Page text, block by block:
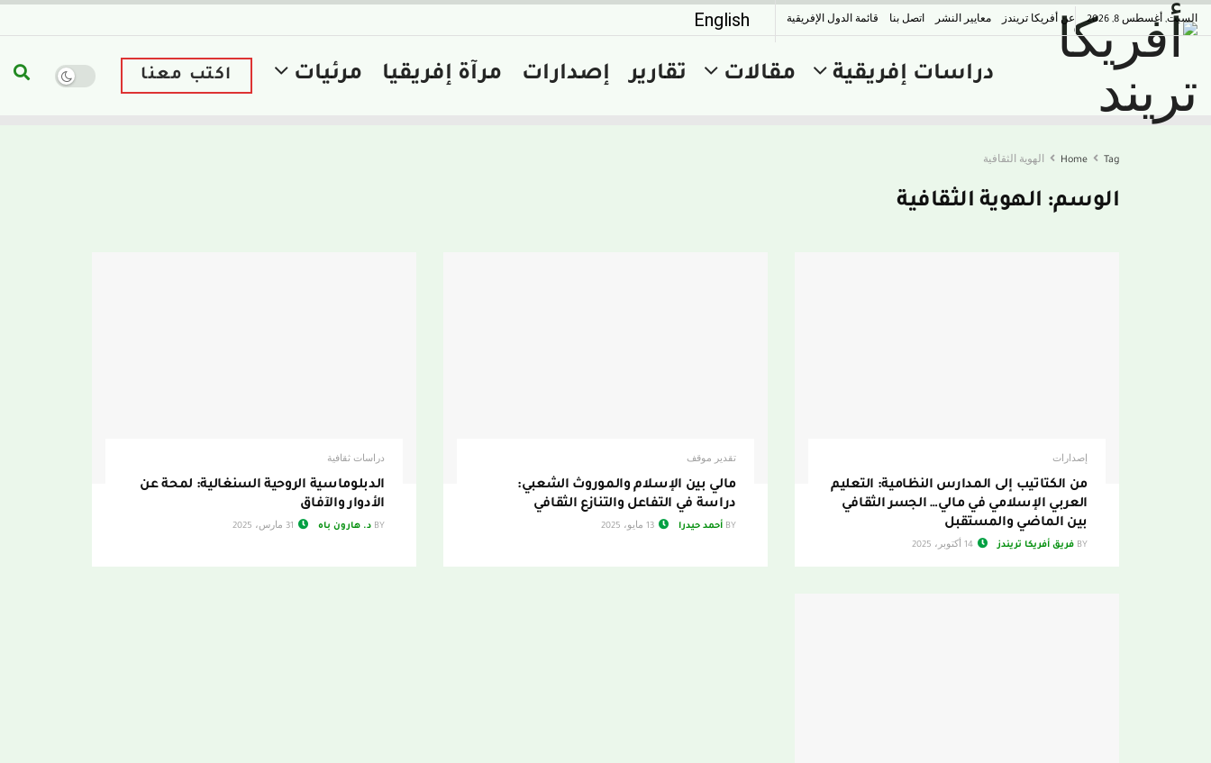
السبت, أغسطس 8, 2026 عن أفريكا تريندز معايير النشر اتصل بنا قائمة الدول الإفريقية English
دراسات إفريقية مقالات تقارير إصدارات مرآة إفريقيا مرئيات اكتب معنا
Home Tag الهوية الثقافية
الوسم: الهوية الثقافية
إصدارات
من الكتاتيب إلى المدارس النظامية: التعليم
العربي الإسلامي في مالي… الجسر الثقافي
بين الماضي والمستقبل
BY فريق أفريكا تريندز
تقدير موقف
مالي بين الإسلام والموروث الشعبي:
دراسة في التفاعل والتنازع الثقافي
BY أحمد حيدرا
دراسات ثقافية
الدبلوماسية الروحية السنغالية: لمحة عن
الأدوار والآفاق
BY د. هارون باه